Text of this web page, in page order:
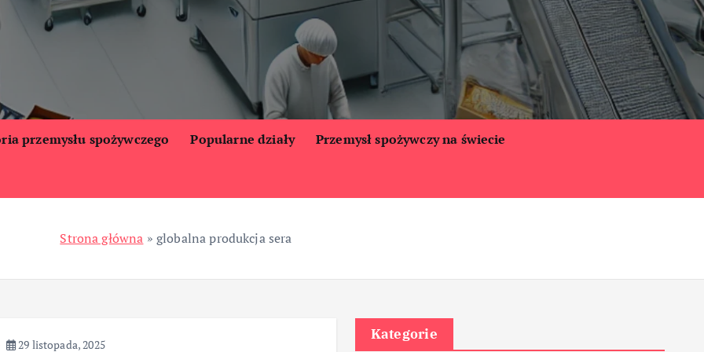
przemysłu spożywczego Popularne działy Przemysł spożywczy na świecie
Strona główna » globalna produkcja sera
29 listopada, 2025
Kategorie